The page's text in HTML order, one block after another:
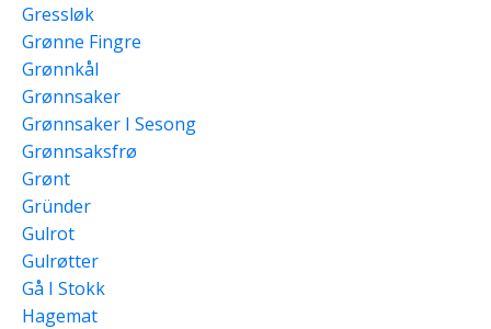
Gressløk
Grønne Fingre
Grønnkål
Grønnsaker
Grønnsaker I Sesong
Grønnsaksfrø
Grønt
Gründer
Gulrot
Gulrøtter
Gå I Stokk
Hagemat